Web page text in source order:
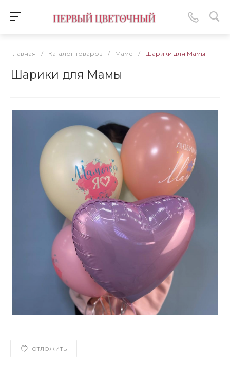
Главная / Каталог товаров / Маме / Шарики для Мамы
Шарики для Мамы
ОТЛОЖИТЬ